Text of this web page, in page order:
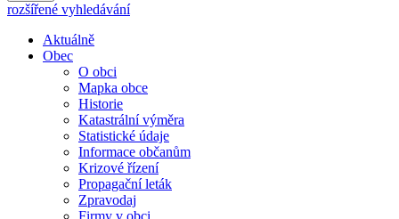
rozšířené vyhledávání
Aktuálně
Obec
O obci
Mapka obce
Historie
Katastrální výměra
Statistické údaje
Informace občanům
Krizové řízení
Propagační leták
Zpravodaj
Firmy v obci